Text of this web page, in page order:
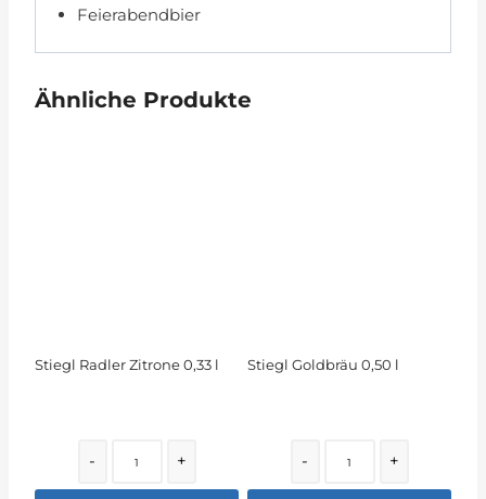
Feierabendbier
Ähnliche Produkte
Stiegl Radler Zitrone 0,33 l
- +
Stiegl Goldbräu 0,50 l
- +